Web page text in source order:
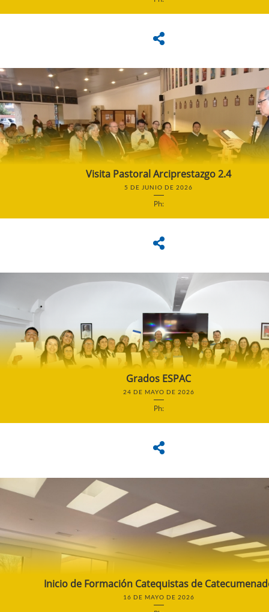
Visita Pastoral Arciprestazgo 2.4
5 DE JUNIO DE 2026
Ph:
Grados ESPAC
24 DE MAYO DE 2026
Ph:
Inicio de Formación Catequistas de
16 DE MAYO DE 2026